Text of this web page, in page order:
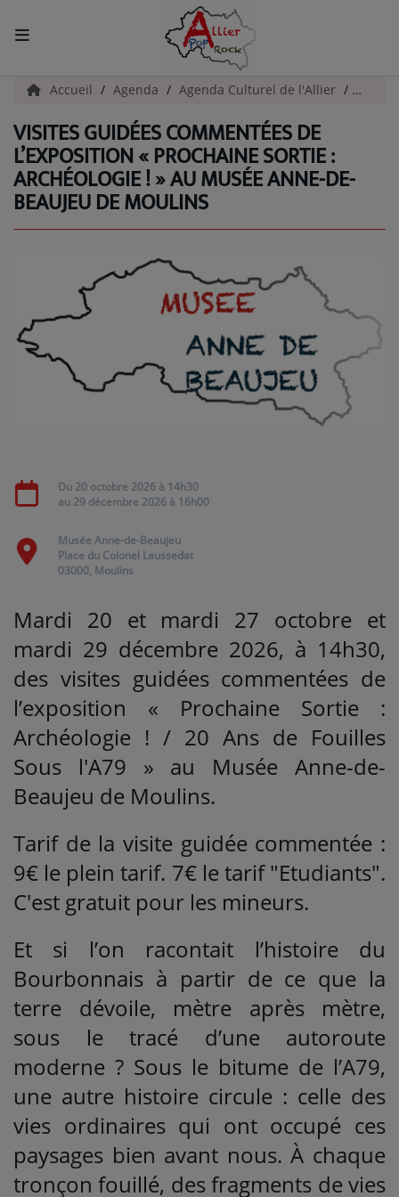
ACCUEIL
Actualités
INFOS - ALLIER
AGENDA CULTUREL - ALLIER
La Radio
EMISSIONS
ARTISTES
PODCASTS
Agenda
Se connecter
Accueil Agenda Agenda Culturel de l'Allier Visites
VISITES GUIDÉES COMMENTÉES DE
L’EXPOSITION « PROCHAINE SORTIE :
ARCHÉOLOGIE ! » AU MUSÉE ANNE-DE-
BEAUJEU DE MOULINS
Du 20 octobre 2026 à 14h30
au 29 décembre 2026 à 16h00
Musée Anne-de-Beaujeu
Place du Colonel Laussedat
03000, Moulins
Mardi 20 et mardi 27 octobre et
mardi 29 décembre 2026, à 14h30,
des visites guidées commentées de
l’exposition « Prochaine Sortie :
Archéologie ! / 20 Ans de Fouilles
Sous l'A79 » au Musée Anne-de-
Beaujeu de Moulins.
Tarif de la visite guidée commentée :
9€ le plein tarif. 7€ le tarif "Etudiants".
C'est gratuit pour les mineurs.
Et si l’on racontait l’histoire du
Bourbonnais à partir de ce que la
terre dévoile, mètre après mètre,
sous le tracé d’une autoroute
moderne ? Sous le bitume de l’A79,
une autre histoire circule : celle des
vies ordinaires qui ont occupé ces
paysages bien avant nous. À chaque
tronçon fouillé, des fragments de vies